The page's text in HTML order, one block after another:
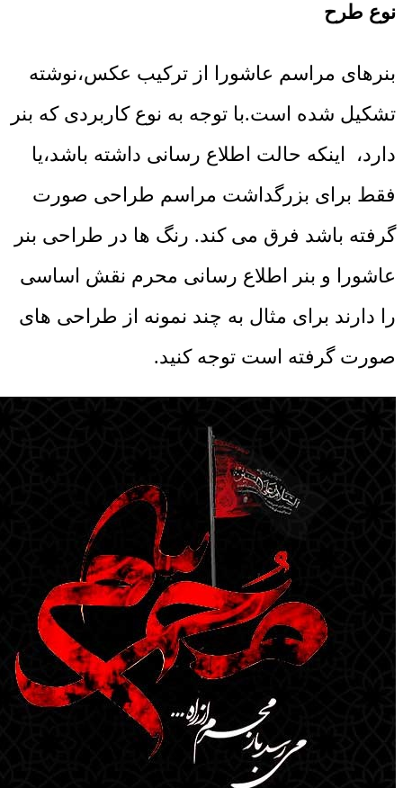
نوع طرح
بنرهای مراسم عاشورا از ترکیب عکس،نوشته
تشکیل شده است.با توجه به نوع کاربردی که بنر
دارد، اینکه حالت اطلاع رسانی داشته باشد،یا
فقط برای بزرگداشت مراسم طراحی صورت
گرفته باشد فرق می کند. رنگ ها در طراحی بنر
عاشورا و بنر اطلاع رسانی محرم نقش اساسی
را دارند برای مثال به چند نمونه از طراحی های
صورت گرفته است توجه کنید.